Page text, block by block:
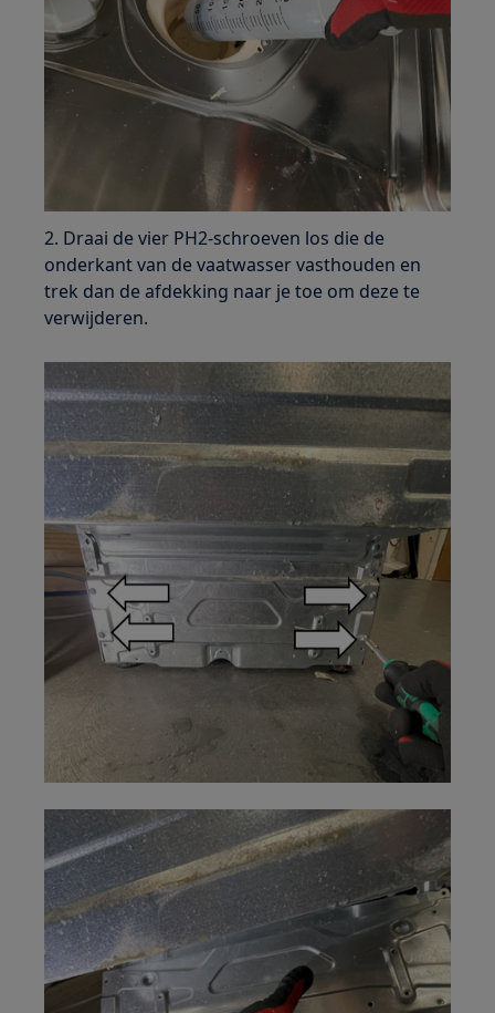
2. Draai de vier PH2-schroeven los die de
onderkant van de vaatwasser vasthouden en
trek dan de afdekking naar je toe om deze te
verwijderen.